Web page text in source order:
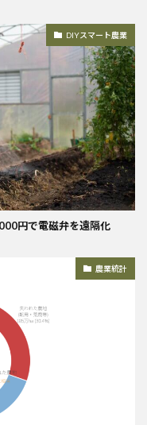
DIYスマート農業
円で電磁弁を遠隔化
農業統計